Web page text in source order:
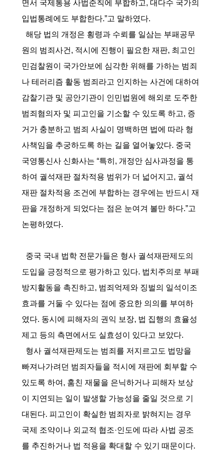
면서 국제통용 사법준칙에 부합하고, 대다수 국가의
입법통례에도 부합한다.”고 말하였다.
해당 법의 개정은 횡령과 수뢰를 일삼는 부패공무
원의 범죄사건, 적시에 진행이 필요한 재판, 최고인
민검찰원이 국가안보에 심각한 위해를 가하는 범죄
나 테러리즘 활동 범죄라고 인지하는 사건에 대하여
감찰기관 및 공안기관이 인민법원에 해외로 도주한
범죄혐의자 및 피고인을 기소할 수 있도록 하고, 증
거가 충분하고 범죄 사실이 명백하면 법에 따라 형
사책임을 추궁하도록 하는 길을 열어놓았다. 중국
국영통신사 신화사는 “특히, 개정안 심사과정을 통
하여 궐석재판 절차적용 범위가 더 넓어지고, 궐석
재판 절차적용 조건에 부합하는 경우에는 반드시 재
판을 개정하게 되었다는 점은 눈여겨 볼만 하다.”고
논평하였다.
중국 국내 법학 전문가들은 형사 궐석재판제도의
도입을 긍정적으로 평가하고 있다. 법치주의로 부패
방지활동을 촉진하고, 범죄억제와 징벌의 일석이조
효과를 거둘 수 있다는 점에 중요한 의의를 부여하
였다. 동시에 피해자의 권익 보장, 법 집행의 효율성
제고 등의 측면에서도 실효성이 있다고 보았다.
형사 궐석재판제도는 범죄를 저지르고도 법망을
빠져나가려던 범죄자들을 적시에 재판에 회부할 수
있도록 하여, 훔친 재물을 은닉하거나 피해자 보상
이 지연되는 일이 발생할 가능성을 줄일 것으로 기
대된다. 피고인이 확실한 범죄자로 밝혀지는 경우
국제 조약이나 외교적 협조·인도에 따라 사법 공조
를 추진하거나 법 적용을 확대할 수 있기 때문이다.